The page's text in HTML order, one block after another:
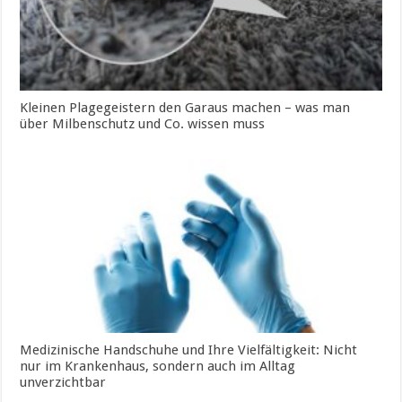
Kleinen Plagegeistern den Garaus machen – was man
über Milbenschutz und Co. wissen muss
Medizinische Handschuhe und Ihre Vielfältigkeit: Nicht
nur im Krankenhaus, sondern auch im Alltag
unverzichtbar